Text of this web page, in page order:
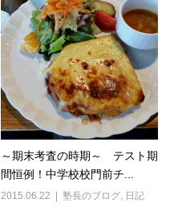
～期末考査の時期～ テスト期
間恒例！中学校校門前チ...
2015.06.22 塾長のブログ, 日記